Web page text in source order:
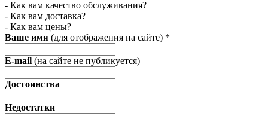
- Как вам качество обслуживания?
- Как вам доставка?
- Как вам цены?
Ваше имя (для отображения на сайте) *
E-mail (на сайте не публикуется)
Достоинства
Недостатки